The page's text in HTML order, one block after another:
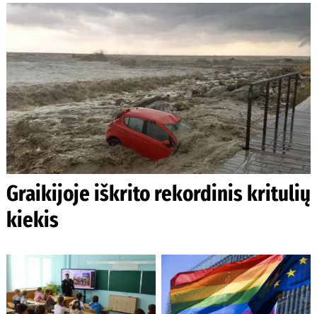
Graikijoje iškrito rekordinis kritulių
kiekis